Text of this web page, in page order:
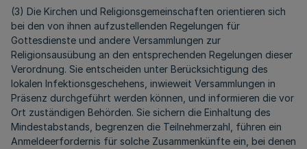
(3) Die Kirchen und Religionsgemeinschaften orientieren sich
bei den von ihnen aufzustellenden Regelungen für
Gottesdienste und andere Versammlungen zur
Religionsausübung an den entsprechenden Regelungen dieser
Verordnung. Sie entscheiden unter Berücksichtigung des
lokalen Infektionsgeschehens, inwieweit Versammlungen in
Präsenz durchgeführt werden können, und informieren die vor
Ort zuständigen Behörden. Sie sichern die Einhaltung des
Mindestabstands, begrenzen die Teilnehmerzahl, führen ein
Anmeldeerfordernis für solche Zusammenkünfte ein, bei denen